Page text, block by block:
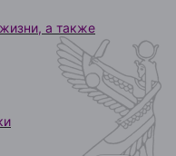
а также